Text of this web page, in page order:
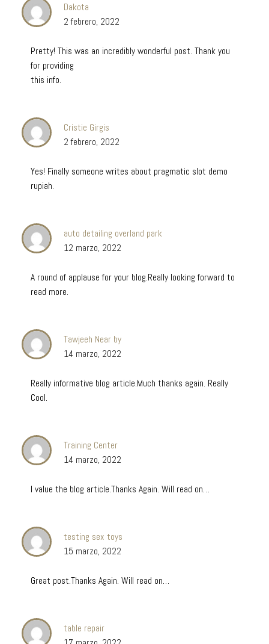
Dakota
2 febrero, 2022
Pretty! This was an incredibly wonderful post. Thank you
for providing
this info.
Cristie Girgis
2 febrero, 2022
Yes! Finally someone writes about pragmatic slot demo
rupiah.
auto detailing overland park
12 marzo, 2022
A round of applause for your blog.Really looking forward to
read more.
Tawjeeh Near by
14 marzo, 2022
Really informative blog article.Much thanks again. Really
Cool.
Training Center
14 marzo, 2022
I value the blog article.Thanks Again. Will read on…
testing sex toys
15 marzo, 2022
Great post.Thanks Again. Will read on…
table repair